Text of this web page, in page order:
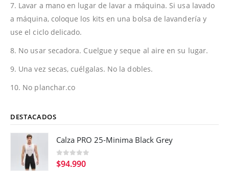
7. Lavar a mano en lugar de lavar a máquina. Si usa lavado
a máquina, coloque los kits en una bolsa de lavandería y
use el ciclo delicado.
8. No usar secadora. Cuelgue y seque al aire en su lugar.
9. Una vez secas, cuélgalas. No la dobles.
10. No planchar.co
DESTACADOS
Calza PRO 25-Minima Black Grey
0out of 5
$94.990